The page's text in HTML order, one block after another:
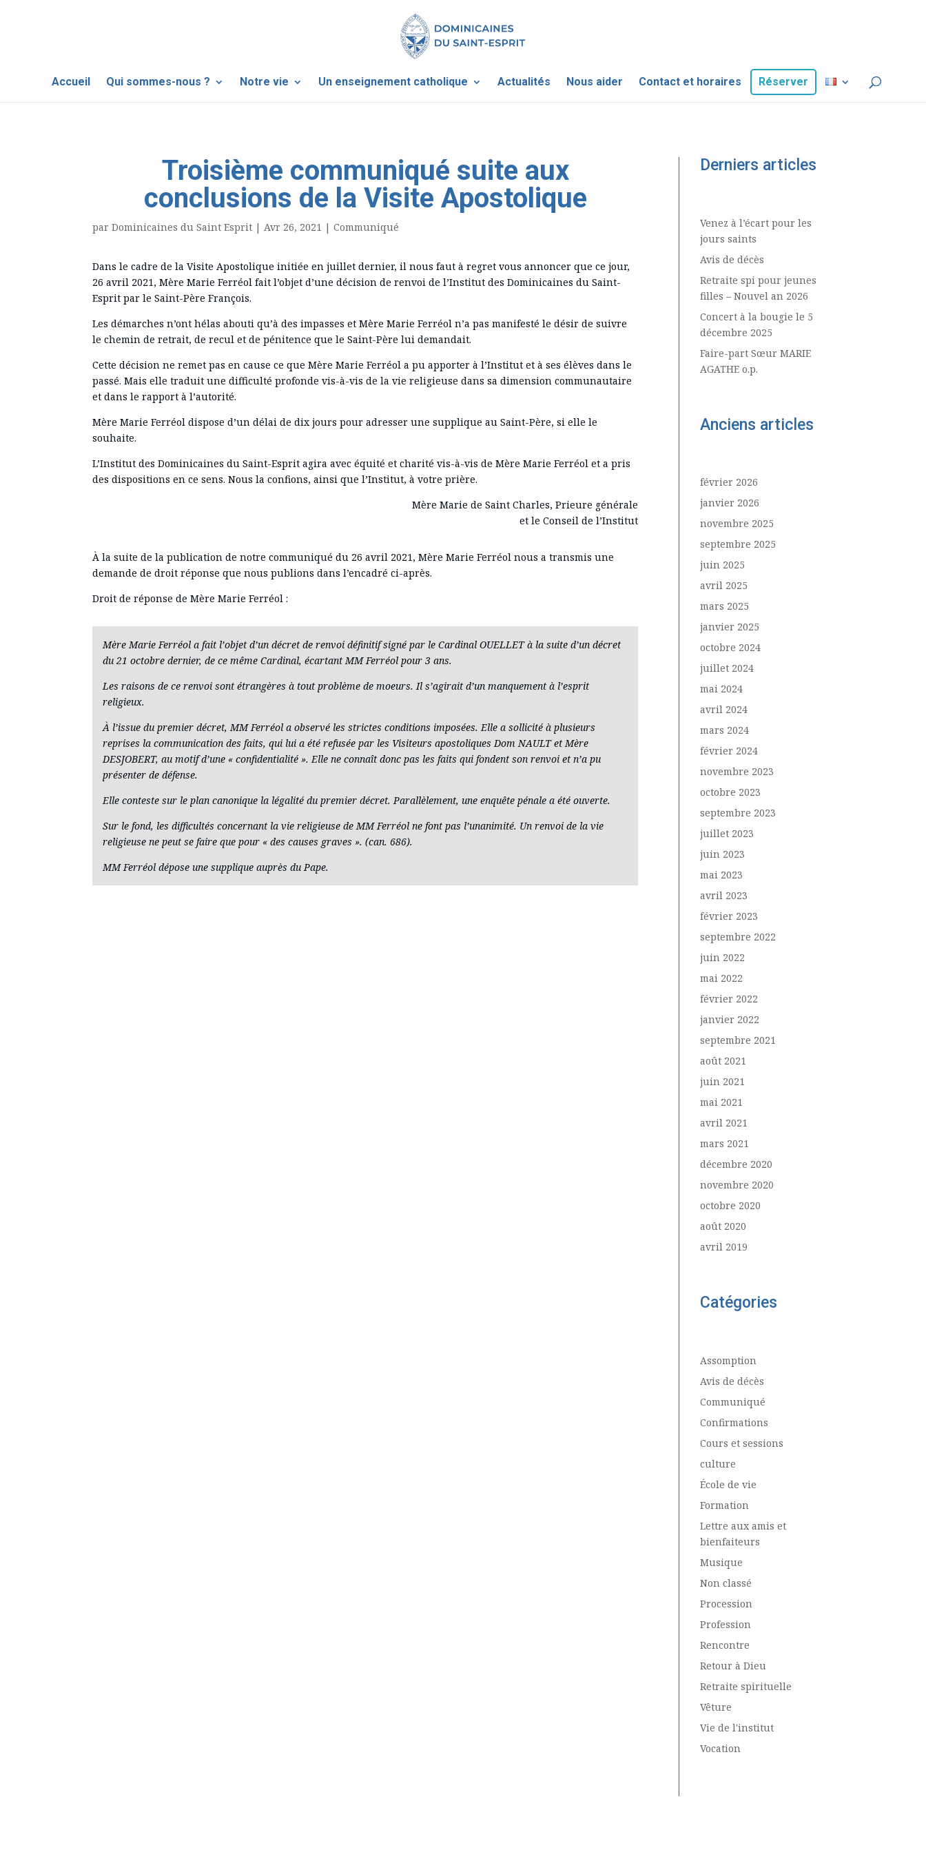
Accueil Qui sommes-nous ? Notre vie Un enseignement catholique Actualités Nous aider Contact et horaires Réserver
Troisième communiqué suite aux
conclusions de la Visite Apostolique
parDominicaines du Saint Esprit | Avr 26, 2021 |Communiqué
Dans le cadre de la Visite Apostolique initiée en juillet dernier, il nous faut à regret vous annoncer que ce jour,
26 avril 2021, Mère Marie Ferréol fait l’objet d’une décision de renvoi de l’Institut des Dominicaines du Saint-
Esprit par le Saint-Père François.
Les démarches n’ont hélas abouti qu’à des impasses et Mère Marie Ferréol n’a pas manifesté le désir de suivre
le chemin de retrait, de recul et de pénitence que le Saint-Père lui demandait.
Cette décision ne remet pas en cause ce que Mère Marie Ferréol a pu apporter à l’Institut et à ses élèves dans le
passé. Mais elle traduit une difficulté profonde vis-à-vis de la vie religieuse dans sa dimension communautaire
et dans le rapport à l’autorité.
Mère Marie Ferréol dispose d’un délai de dix jours pour adresser une supplique au Saint-Père, si elle le
souhaite.
L’Institut des Dominicaines du Saint-Esprit agira avec équité et charité vis-à-vis de Mère Marie Ferréol et a pris
des dispositions en ce sens. Nous la confions, ainsi que l’Institut, à votre prière.
Mère Marie de Saint Charles, Prieure générale
et le Conseil de l’Institut
À la suite de la publication de notre communiqué du 26 avril 2021, Mère Marie Ferréol nous a transmis une
demande de droit réponse que nous publions dans l’encadré ci-après.
Droit de réponse de Mère Marie Ferréol :
Mère Marie Ferréol a fait l’objet d’un décret de renvoi définitif signé par le Cardinal OUELLET à la suite d’un décret
du 21 octobre dernier, de ce même Cardinal, écartant MM Ferréol pour 3 ans.
Les raisons de ce renvoi sont étrangères à tout problème de moeurs. Il s’agirait d’un manquement à l’esprit
religieux.
À l’issue du premier décret, MM Ferréol a observé les strictes conditions imposées. Elle a sollicité à plusieurs
reprises la communication des faits, qui lui a été refusée par les Visiteurs apostoliques Dom NAULT et Mère
DESJOBERT, au motif d’une « confidentialité ». Elle ne connaît donc pas les faits qui fondent son renvoi et n’a pu
présenter de défense.
Elle conteste sur le plan canonique la légalité du premier décret. Parallèlement, une enquête pénale a été ouverte.
Sur le fond, les difficultés concernant la vie religieuse de MM Ferréol ne font pas l’unanimité. Un renvoi de la vie
religieuse ne peut se faire que pour « des causes graves ». (can. 686).
MM Ferréol dépose une supplique auprès du Pape.
Derniers articles
Venez à l’écart pour les
jours saints
Avis de décès
Retraite spi pour jeunes
filles – Nouvel an 2026
Concert à la bougie le 5
décembre 2025
Faire-part Sœur MARIE
AGATHE o.p.
Anciens articles
février 2026
janvier 2026
novembre 2025
septembre 2025
juin 2025
avril 2025
mars 2025
janvier 2025
octobre 2024
juillet 2024
mai 2024
avril 2024
mars 2024
février 2024
novembre 2023
octobre 2023
septembre 2023
juillet 2023
juin 2023
mai 2023
avril 2023
février 2023
septembre 2022
juin 2022
mai 2022
février 2022
janvier 2022
septembre 2021
août 2021
juin 2021
mai 2021
avril 2021
mars 2021
décembre 2020
novembre 2020
octobre 2020
août 2020
avril 2019
Catégories
Assomption
Avis de décès
Communiqué
Confirmations
Cours et sessions
culture
École de vie
Formation
Lettre aux amis et
bienfaiteurs
Musique
Non classé
Procession
Profession
Rencontre
Retour à Dieu
Retraite spirituelle
Vêture
Vie de l'institut
Vocation